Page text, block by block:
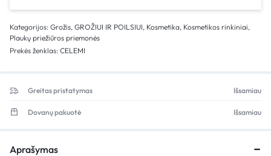
Kategorijos: Grožis, GROŽIUI IR POILSIUI, Kosmetika, Kosmetikos rinkiniai,
Plaukų priežiūros priemonės
Prekės ženklas: CELEMI
Greitas pristatymas Išsamiau
Dovanų pakuotė Išsamiau
Aprašymas